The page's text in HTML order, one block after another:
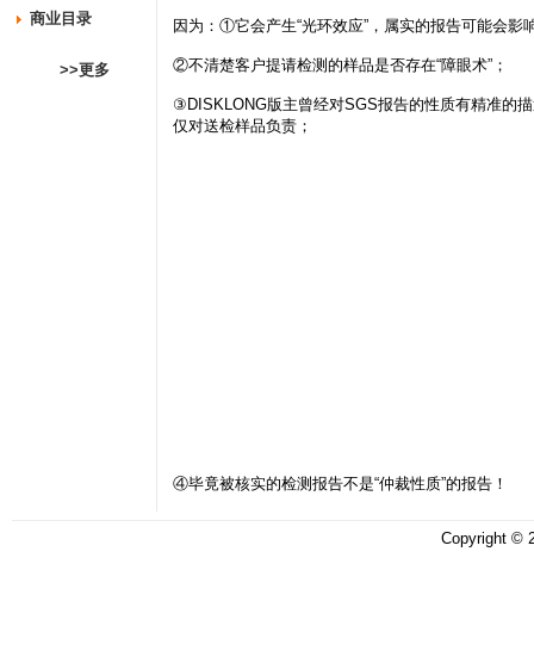
商业目录
>>更多
因为：①它会产生“光环效应”，属实的报告可能会影
②不清楚客户提请检测的样品是否存在“障眼术”；
③DISKLONG版主曾经对SGS报告的性质有精准的
仅对送检样品负责；
④毕竟被核实的检测报告不是“仲裁性质”的报告！
Copyright ©